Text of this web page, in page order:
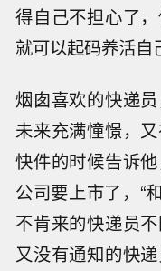
得自己不担心了
就可以起码养活自
烟囱喜欢的快递
未来充满憧憬，
快件的时候告诉
公司要上市了，“
不肯来的快递员
又没有通知的快